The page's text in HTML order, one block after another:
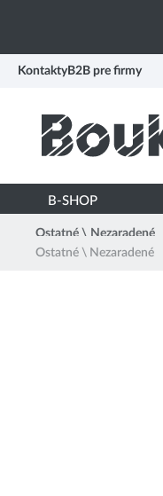
Kontakty B2B pre firmy
B-SHOP
Ostatné \ Nezaradené
Ostatné \ Nezaradené